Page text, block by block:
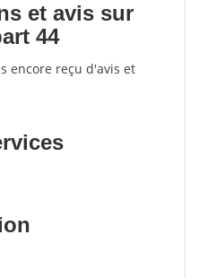
et avis sur
44
encore reçu d'avis et